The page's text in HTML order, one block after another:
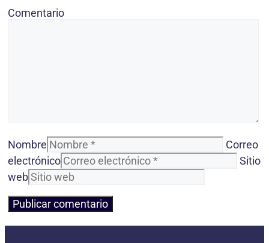
Comentario
Nombre
Correo
electrónico
Sitio
web